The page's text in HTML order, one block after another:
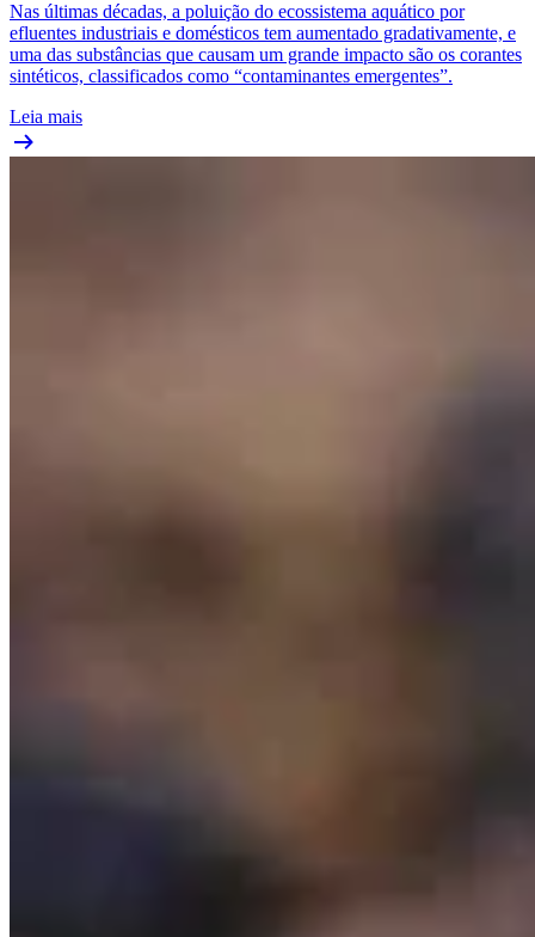
Nas últimas décadas, a poluição do ecossistema aquático por
efluentes industriais e domésticos tem aumentado gradativamente, e
uma das substâncias que causam um grande impacto são os corantes
sintéticos, classificados como “contaminantes emergentes”.
Leia mais